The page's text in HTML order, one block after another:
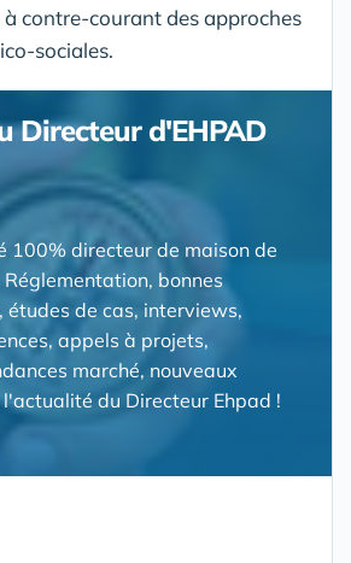
contre-courant des approches
sociales.
Directeur d'EHPAD
100% directeur de maison de
bonnes
études de cas, interviews,
appels à projets,
marché, nouveaux
du Directeur Ehpad !